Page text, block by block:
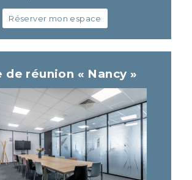
Réserver mon espace
de réunion « Nancy »